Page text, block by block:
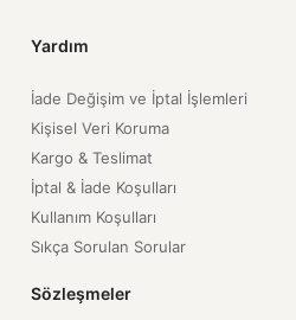
Yardım
İade Değişim ve İptal İşlemleri
Kişisel Veri Koruma
Kargo & Teslimat
İptal & İade Koşulları
Kullanım Koşulları
Sıkça Sorulan Sorular
Sözleşmeler